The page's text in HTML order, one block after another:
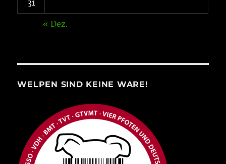
31
« Dez.
WELPEN SIND KEINE WARE!